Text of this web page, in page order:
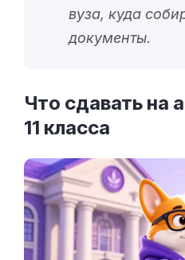
вуза, куда
документы.
Что сдавать на
11 класса